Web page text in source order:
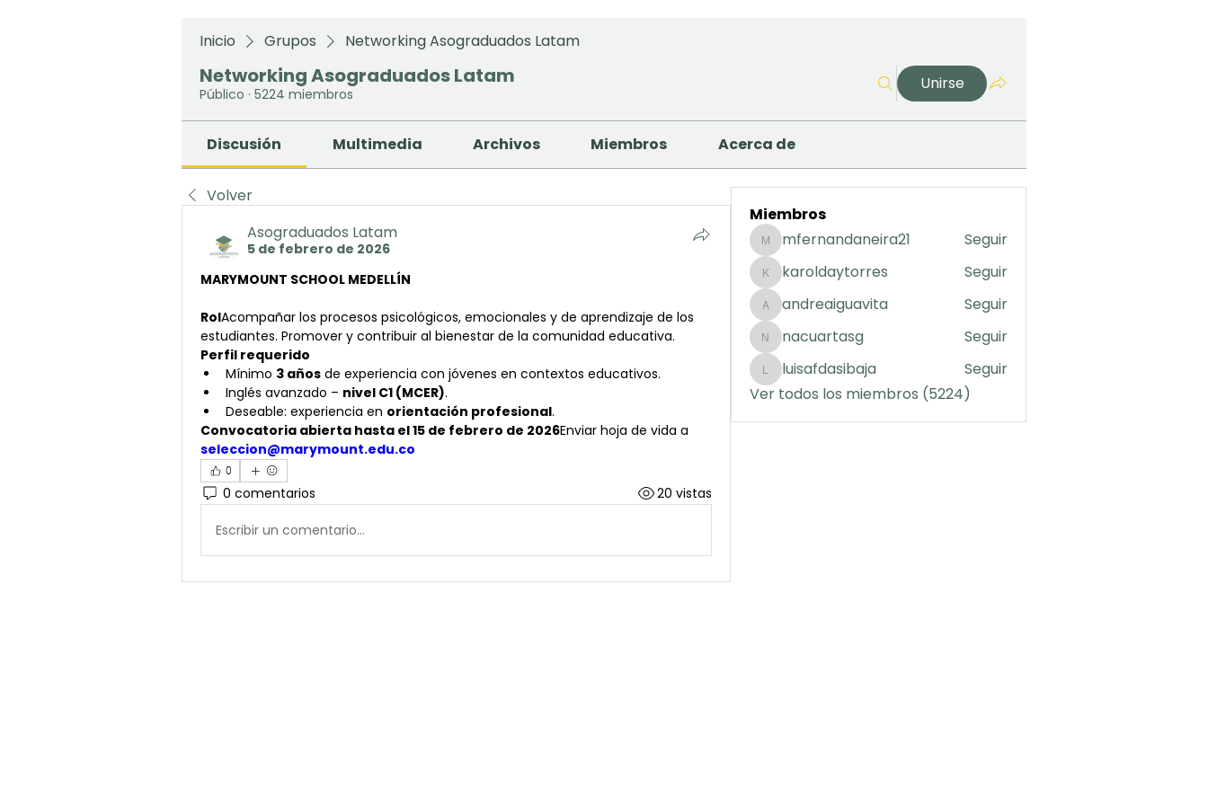
Inicio Grupos Networking Asograduados Latam
Networking Asograduados Latam
Público · 5224 miembros
Unirse
Discusión Multimedia Archivos Miembros Acerca de
Volver
Asograduados Latam
5 de febrero de 2026
MARYMOUNT SCHOOL MEDELLÍN
RolAcompañar los procesos psicológicos, emocionales y de aprendizaje de los
estudiantes. Promover y contribuir al bienestar de la comunidad educativa.
Perfil requerido
Mínimo 3 años de experiencia con jóvenes en contextos educativos.
Inglés avanzado – nivel C1 (MCER).
Deseable: experiencia en orientación profesional.
Convocatoria abierta hasta el 15 de febrero de 2026
seleccion@marymount.edu.co
0
0 comentarios 20 vistas
Escribir un comentario...
Miembros
mfernandaneira21
mfernandaneira21 Seguir
karoldaytorres
karoldaytorres Seguir
andreaiguavita
andreaiguavita Seguir
nacuartasg
nacuartasg Seguir
luisafdasibaja
luisafdasibaja
Seguir
Ver todos los miembros (5224)